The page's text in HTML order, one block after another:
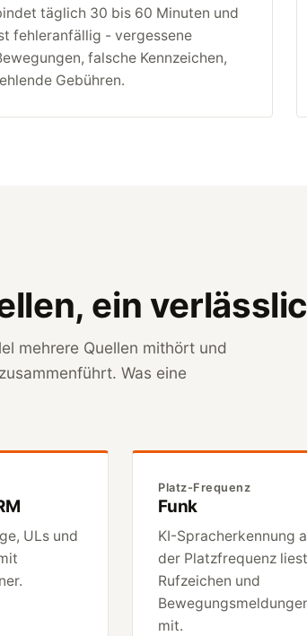
täglich 30 bis 60 Minuten und
fehleranfällig - vergessene
falsche Kennzeichen,
Gebühren.
ein
mehrere Quellen mithört und
Was eine
ULs und
Platz-Frequenz
Funk
KI-Spracherkennung
der Platzfrequenz liest
Rufzeichen und
mit.